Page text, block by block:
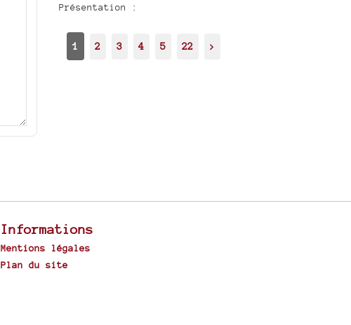
Présentation :
1 2 3 4 5 22 >
Informations
Mentions légales
Plan du site